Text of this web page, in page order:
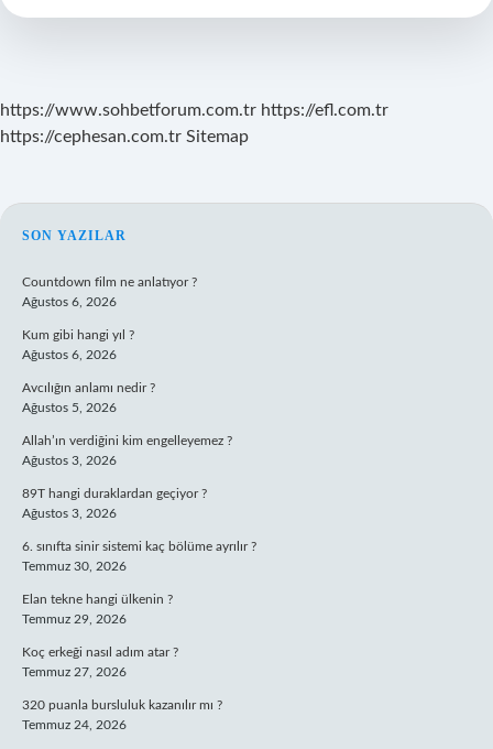
https://www.sohbetforum.com.tr https://efl.com.tr
https://cephesan.com.tr Sitemap
SIDEBAR
SON YAZILAR
Countdown film ne anlatıyor ?
Ağustos 6, 2026
Kum gibi hangi yıl ?
Ağustos 6, 2026
Avcılığın anlamı nedir ?
Ağustos 5, 2026
Allah’ın verdiğini kim engelleyemez ?
Ağustos 3, 2026
89T hangi duraklardan geçiyor ?
Ağustos 3, 2026
6. sınıfta sinir sistemi kaç bölüme ayrılır ?
Temmuz 30, 2026
Elan tekne hangi ülkenin ?
Temmuz 29, 2026
Koç erkeği nasıl adım atar ?
Temmuz 27, 2026
320 puanla bursluluk kazanılır mı ?
Temmuz 24, 2026